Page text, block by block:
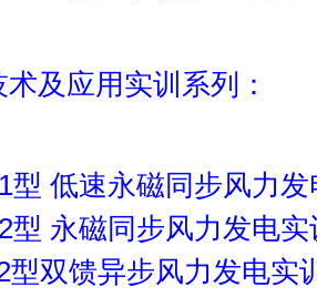
及应用实训系列：
型 低速永磁同步风力
型 永磁同步风力发电
型双馈异步风力发电实